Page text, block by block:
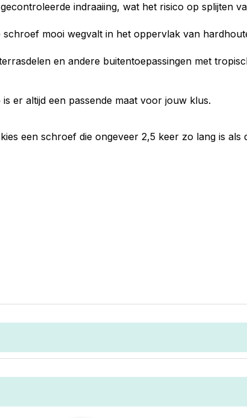
indraaiing, wat het risico op splijten
mooi wegvalt in het oppervlak van
en andere buitentoepassingen met
er altijd een passende maat voor jouw klus.
een schroef die ongeveer 2,5 keer zo lang is